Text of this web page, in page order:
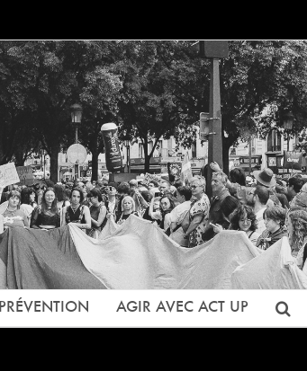
PRÉVENTION AGIR AVEC ACT UP